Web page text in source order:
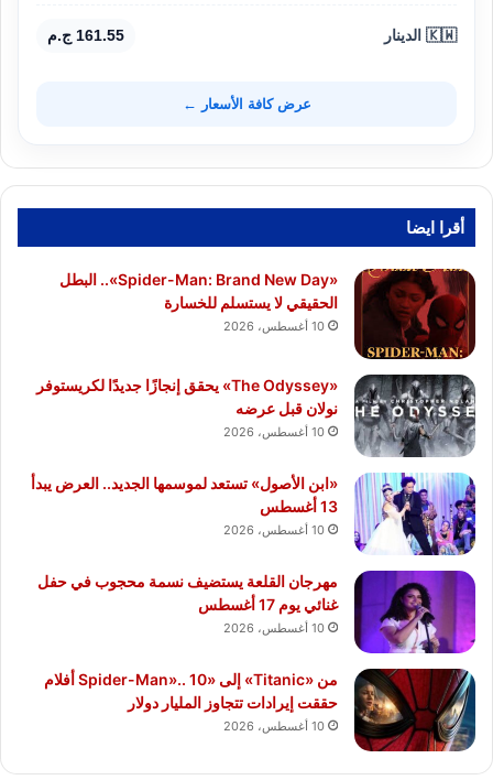
🇰🇼 الدينار 161.55 ج.م
عرض كافة الأسعار ←
أقرا ايضا
«Spider-Man: Brand New Day».. البطل
الحقيقي لا يستسلم للخسارة
10 أغسطس، 2026
«The Odyssey» يحقق إنجازًا جديدًا لكريستوفر
نولان قبل عرضه
10 أغسطس، 2026
«ابن الأصول» تستعد لموسمها الجديد.. العرض يبدأ
13 أغسطس
10 أغسطس، 2026
مهرجان القلعة يستضيف نسمة محجوب في حفل
غنائي يوم 17 أغسطس
10 أغسطس، 2026
من «Titanic» إلى «Spider-Man».. 10 أفلام
حققت إيرادات تتجاوز المليار دولار
10 أغسطس، 2026